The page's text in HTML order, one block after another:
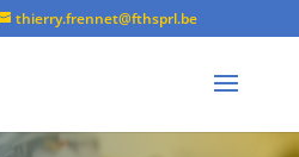
thierry.frennet@fthsprl.be